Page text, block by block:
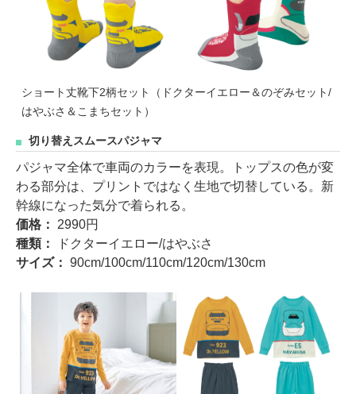
ショート丈靴下2柄セット（ドクターイエロー＆のぞみセット/
はやぶさ＆こまちセット）
切り替えスムースパジャマ
パジャマ全体で車両のカラーを表現。トップスの色が変
わる部分は、プリントではなく生地で切替している。新
幹線になった気分で着られる。
価格： 2990円
種類：
ドクターイエロー/はやぶさ
サイズ： 90cm/100cm/110cm/120cm/130cm